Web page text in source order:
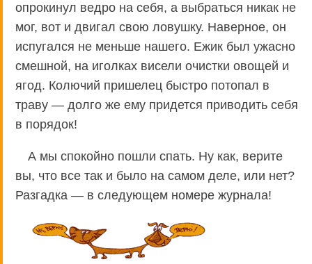
опрокинул ведро на себя, а выбраться никак не
мог, вот и двигал свою ловушку. Наверное, он
испугался не меньше нашего. Ежик был ужасно
смешной, на иголках висели очистки овощей и
ягод. Колючий пришелец быстро потопал в
траву — долго же ему придется приводить себя
в порядок!
А мы спокойно пошли спать. Ну как, верите
вы, что все так и было на самом деле, или нет?
Разгадка — в следующем номере журнала!